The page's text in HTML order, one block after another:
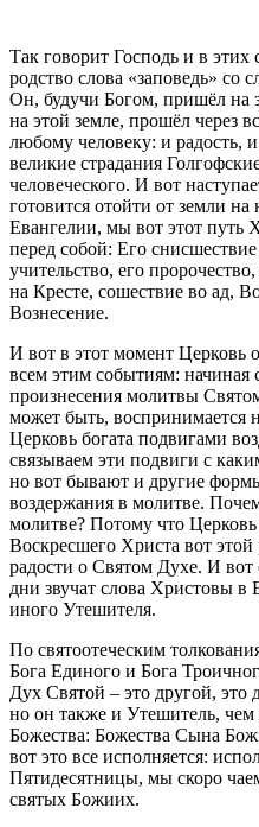
Так говорит Господь и в этих
родство слова «заповедь» со
Он, будучи Богом, пришёл на
на этой земле, прошёл через
любому человеку: и радость,
великие страдания
человеческого. И вот
готовится отойти от земли
Евангелии, мы вот этот путь
перед собой: Его
учительство, его
на Кресте, сошествие во ад,
Вознесение.
И вот в этот момент Церковь
всем этим событиям:
произнесения молитвы
может быть, воспринимается
Церковь богата подвигами
связываем эти подвиги с
но вот бывают и другие
воздержания в молитве.
молитве? Потому что
Воскресшего Христа вот
радости о Святом Духе. И вот
дни звучат слова Христовы в
иного Утешителя.
По святоотеческим
Бога Единого и Бога
Дух Святой – это другой, это
но он также и Утешитель, чем
Божества: Божества Сына
вот это все исполняется:
Пятидесятницы, мы скоро
святых Божиих.